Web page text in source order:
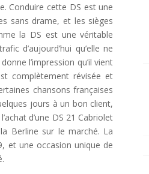
Conduire cette DS est une
sans drame, et les sièges
la DS est une véritable
d’aujourd’hui qu’elle ne
l’impression qu’il vient
complètement révisée et
chansons françaises
jours à un bon client,
d’une DS 21 Cabriolet
Berline sur le marché. La
et une occasion unique de